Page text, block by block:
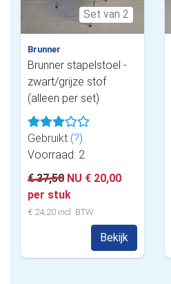
Set van 2
Brunner
Brunner stapelstoel -
zwart/grijze stof
(alleen per set)
Gebruikt (?)
Voorraad: 2
€ 37,50 NU € 20,00
per stuk
€ 24,20 incl. BTW
Bekijk